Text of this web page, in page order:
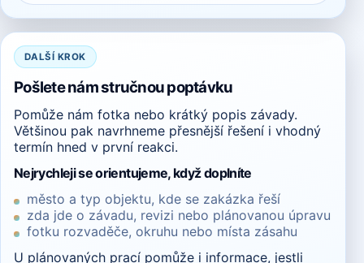
DALŠÍ KROK
Pošlete nám stručnou poptávku
Pomůže nám fotka nebo krátký popis závady.
Většinou pak navrhneme přesnější řešení i vhodný
termín hned v první reakci.
Nejrychleji se orientujeme, když doplníte
město a typ objektu, kde se zakázka řeší
zda jde o závadu, revizi nebo plánovanou úpravu
fotku rozvaděče, okruhu nebo místa zásahu
U plánovaných prací pomůže i informace, jestli